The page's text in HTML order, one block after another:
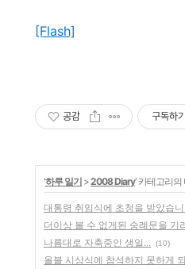
[Flash]
공감 구독하기
'하루 일기 >2008 Diary' 카테고리의
대통령 취임식에 초청을 받았습
더이상 볼 수 없게된 숭례문을 기
나름대로 자축중인 생일... (10)
올블 시상식에 참석하지 못하게